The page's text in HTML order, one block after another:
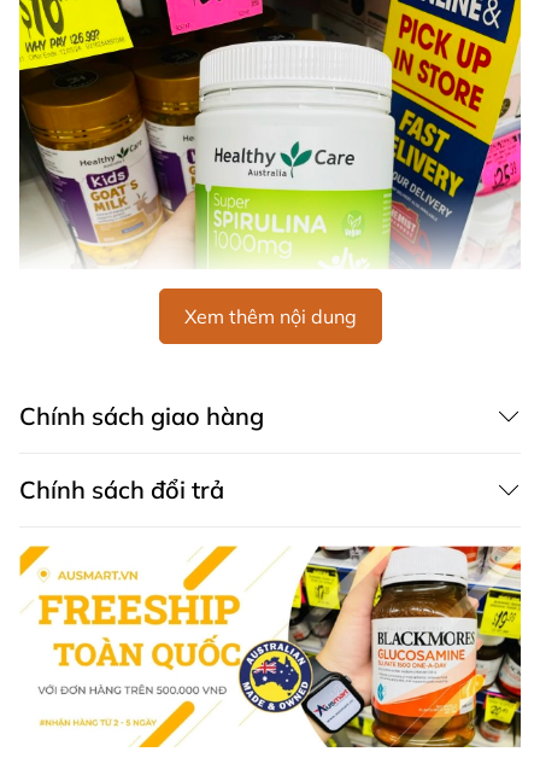
Hình ảnh Viên uống tảo xoắn Úc Healthy Care Super
Công dụng Viên uống tảo xoắn Úc Healthy
Care Super Spirulina
Hỗ trợ giảm cân, giữ dáng, đẹp da.
Có lợi cho hoạt động của hệ thần kinh và tim mạch,
chống lão hóa ngăn ngừa bệnh ung thư và kích
thích sự đáp ứng miễn dịch của cơ thể đối với các
Xem thêm nội dung
Chính sách giao hàng
Chính sách đổi trả